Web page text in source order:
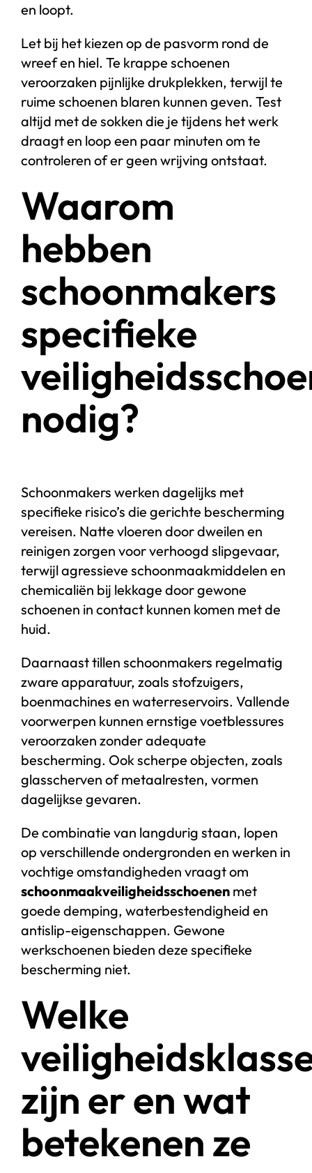
en loopt.
Let bij het kiezen op de pasvorm rond de
wreef en hiel. Te krappe schoenen
veroorzaken pijnlijke drukplekken, terwijl te
ruime schoenen blaren kunnen geven. Test
altijd met de sokken die je tijdens het werk
draagt en loop een paar minuten om te
controleren of er geen wrijving ontstaat.
Waarom
hebben
schoonmakers
specifieke
nodig?
Schoonmakers werken dagelijks met
specifieke risico’s die gerichte bescherming
vereisen. Natte vloeren door dweilen en
reinigen zorgen voor verhoogd slipgevaar,
terwijl agressieve schoonmaakmiddelen en
chemicaliën bij lekkage door gewone
schoenen in contact kunnen komen met de
huid.
Daarnaast tillen schoonmakers regelmatig
zware apparatuur, zoals stofzuigers,
boenmachines en waterreservoirs. Vallende
voorwerpen kunnen ernstige voetblessures
veroorzaken zonder adequate
bescherming. Ook scherpe objecten, zoals
glasscherven of metaalresten, vormen
dagelijkse gevaren.
De combinatie van langdurig staan, lopen
op verschillende ondergronden en werken in
vochtige omstandigheden vraagt om
schoonmaakveiligheidsschoenenmet
goede demping, waterbestendigheid en
antislip-eigenschappen. Gewone
werkschoenen bieden deze specifieke
bescherming niet.
Welke
zijn er en wat
betekenen ze